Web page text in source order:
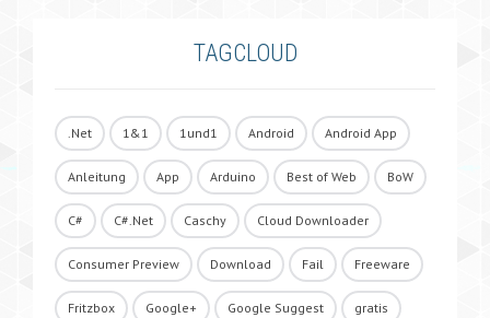
TAGCLOUD
.Net 1&1 1und1 Android Android App
Anleitung App Arduino Best of Web BoW
C# C#.Net Caschy Cloud Downloader
Consumer Preview Download Fail Freeware
Fritzbox Google+ Google Suggest gratis